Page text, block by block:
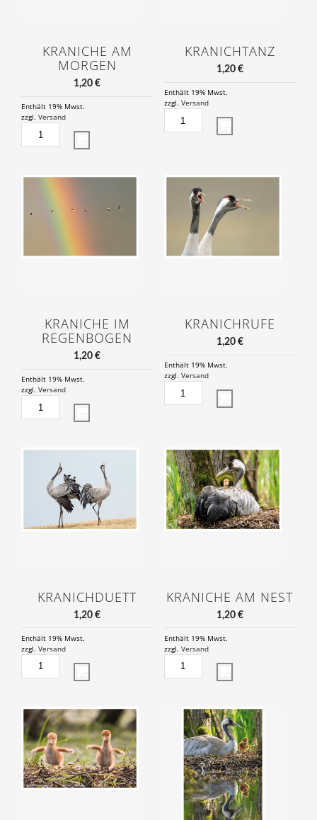
KRANICHE AM
MORGEN
1,20€
Enthält 19% Mwst.
zzgl. Versand
KRANICHE
AM
KRANICHTANZ
1,20 €
Enthält 19% Mwst.
zzgl. Versand
KRANICHTANZ
MENGE
KRANICHE IM
REGENBOGEN
1,20€
Enthält 19% Mwst.
zzgl. Versand
KRANICHE
IM
KRANICHRUFE
1,20 €
Enthält 19% Mwst.
zzgl. Versand
KRANICHRUFE
MENGE
KRANICHDUETT
1,20€
Enthält 19% Mwst.
zzgl. Versand
KRANICHDUETT
MENGE
KRANICHE AM NEST
1,20 €
Enthält 19% Mwst.
zzgl. Versand
KRANICHE
AM